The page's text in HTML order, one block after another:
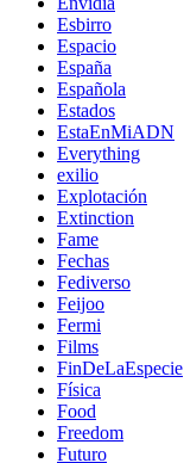
Esbirro
Espacio
España
Española
Estados
EstaEnMiADN
Everything
exilio
Explotación
Extinction
Fame
Fechas
Fediverso
Feijoo
Fermi
Films
FinDeLaEspecie
Física
Food
Freedom
Futuro